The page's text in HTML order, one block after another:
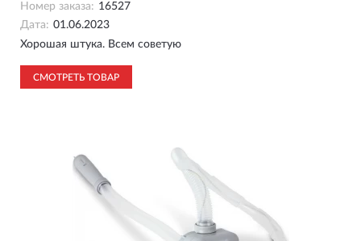
Номер заказа: 16527
Дата: 01.06.2023
Хорошая штука. Всем советую
СМОТРЕТЬ ТОВАР